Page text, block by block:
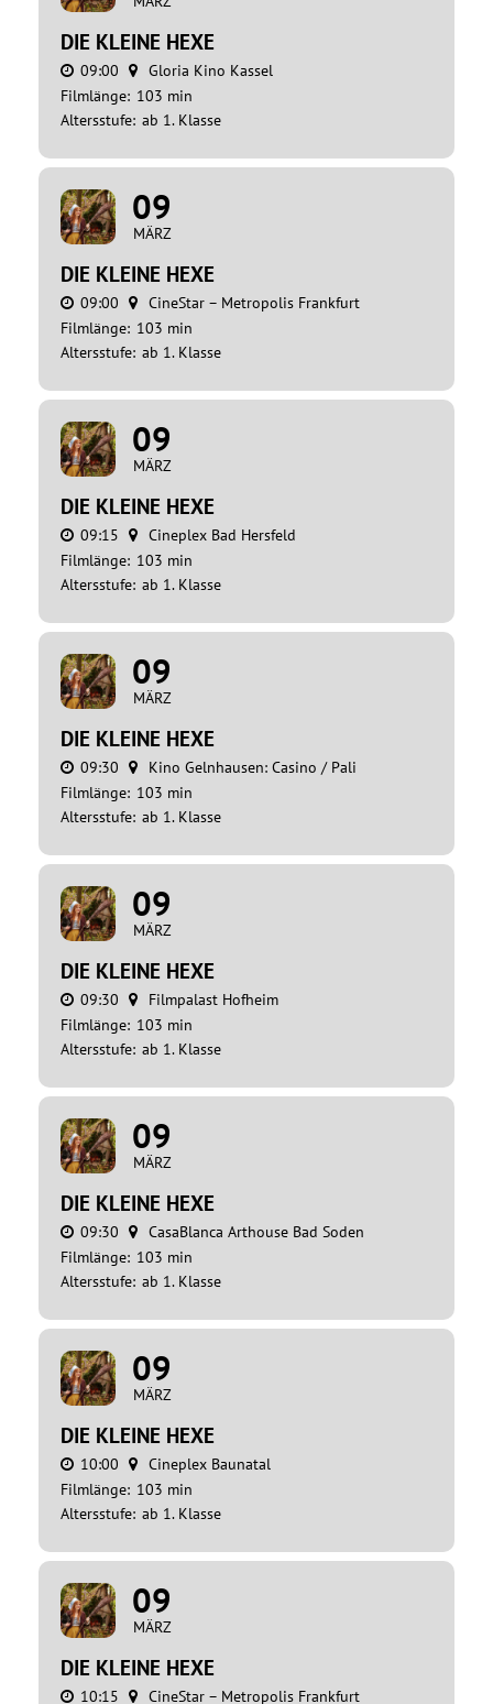
DIE KLEINE HEXE
09:00
Gloria Kino Kassel
Filmlänge: 103 min
Altersstufe: ab 1. Klasse
09
MÄRZ
DIE KLEINE HEXE
09:00
CineStar – Metropolis Frankfurt
Filmlänge: 103 min
Altersstufe: ab 1. Klasse
09
MÄRZ
DIE KLEINE HEXE
09:15
Cineplex Bad Hersfeld
Filmlänge: 103 min
Altersstufe: ab 1. Klasse
09
MÄRZ
DIE KLEINE HEXE
09:30
Kino Gelnhausen: Casino / Pali
Filmlänge: 103 min
Altersstufe: ab 1. Klasse
09
MÄRZ
DIE KLEINE HEXE
09:30
Filmpalast Hofheim
Filmlänge: 103 min
Altersstufe: ab 1. Klasse
09
MÄRZ
DIE KLEINE HEXE
09:30
CasaBlanca Arthouse Bad Soden
Filmlänge: 103 min
Altersstufe: ab 1. Klasse
09
MÄRZ
DIE KLEINE HEXE
10:00
Cineplex Baunatal
Filmlänge: 103 min
Altersstufe: ab 1. Klasse
09
MÄRZ
DIE KLEINE HEXE
10:15 CineStar – Metropolis Frankfurt